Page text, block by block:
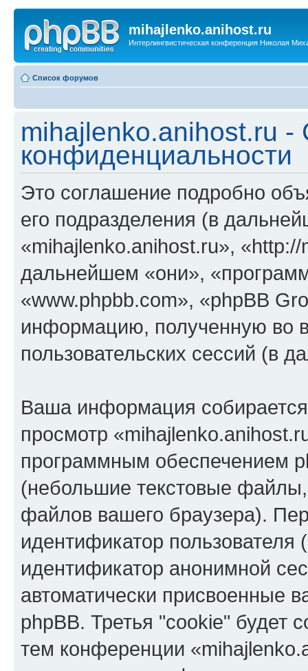
mihajlenko.anihost.ru
Интерлингвистическая конференция Николая
Список форумов
mihajlenko.anihost.ru -
конфиденциальности
Это соглашение подробно
его подразделения (в
«mihajlenko.anihost.ru»,
дальнейшем «они»,
«www.phpbb.com», «phpBB
информацию, полученную во
пользовательских сессий (в
Ваша информация
просмотр
программным обеспечением
(небольшие текстовые
файлов вашего браузера).
идентификатор
идентификатор анонимной
автоматически присвоенные
phpBB. Третья "cookie" будет
тем конференции